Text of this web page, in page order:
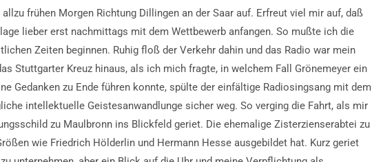
frühen Morgen Richtung Dillingen an der Saar auf. Erfreut viel mir auf, daß
lieber erst nachmittags mit dem Wettbewerb anfangen. So mußte ich die
Zeiten beginnen. Ruhig floß der Verkehr dahin und das Radio war mein
Stuttgarter Kreuz hinaus, als ich mich fragte, in welchem Fall Grönemeyer ein
Gedanken zu Ende führen konnte, spülte der einfältige Radiosingsang mit dem
intellektuelle Geistesanwandlunge sicher weg. So verging die Fahrt, als mir
zu Maulbronn ins Blickfeld geriet. Die ehemalige Zisterzienserabtei zu
wie Friedrich Hölderlin und Hermann Hesse ausgebildet hat. Kurz geriet